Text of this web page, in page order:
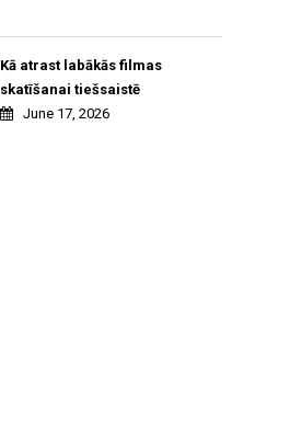
Kā atrast labākās filmas
skatīšanai tiešsaistē
June 17, 2026